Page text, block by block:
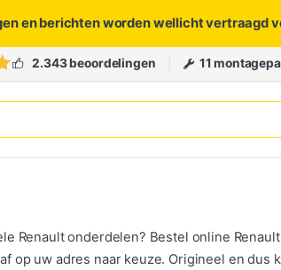
en berichten worden wellicht vertraagd
2.343 beoordelingen 11
Renault onderdelen? Bestel online
op uw adres naar keuze. Origineel en dus